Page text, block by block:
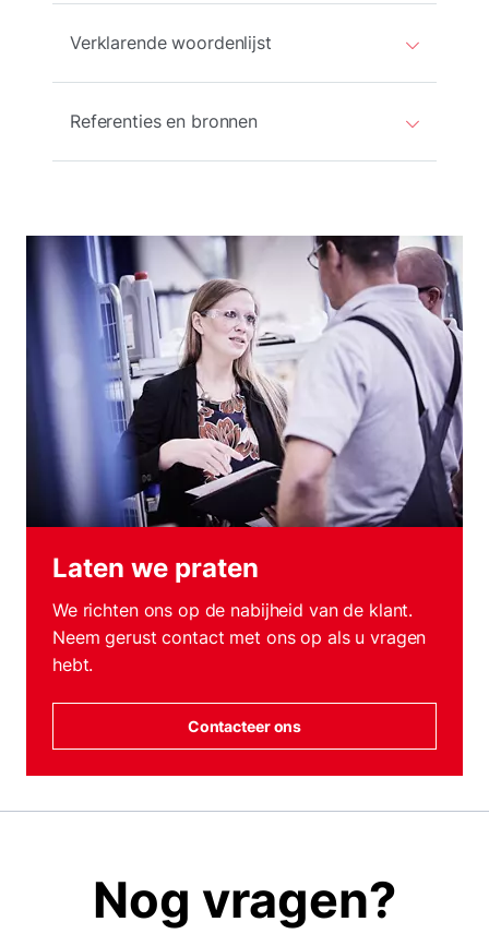
Verklarende woordenlijst
Referenties en bronnen
Laten we praten
We richten ons op de nabijheid van de klant.
Neem gerust contact met ons op als u vragen
hebt.
Contacteer ons
Nog vragen?